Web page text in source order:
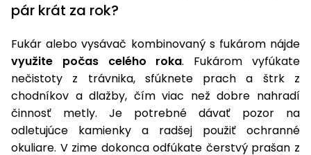
pár krát za rok?
Fukár alebo vysávač kombinovaný s fukárom nájde
využite počas celého roka. Fukárom vyfúkate
nečistoty z trávnika, sfúknete prach a štrk z
chodníkov a dlažby, čím viac než dobre nahradí
činnosť metly. Je potrebné dávať pozor na
odletujúce kamienky a radšej použiť ochranné
okuliare. V zime dokonca odfúkate čerstvý prašan z